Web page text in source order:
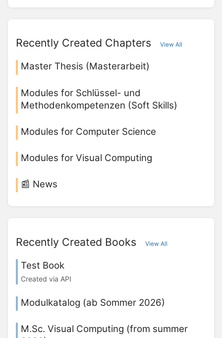
Recently Created Chapters View All
Master Thesis (Masterarbeit)
Modules for Schlüssel- und
Methodenkompetenzen (Soft Skills)
Modules for Computer Science
Modules for Visual Computing
📰 News
Recently Created Books View All
Test Book
Created via API
Modulkatalog (ab Sommer 2026)
M.Sc. Visual Computing (from summer